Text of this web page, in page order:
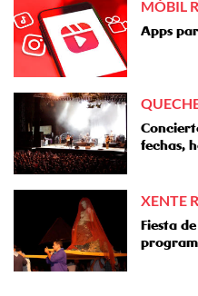
MÓBIL R
Apps
fechas,
XENTE R
Fiesta